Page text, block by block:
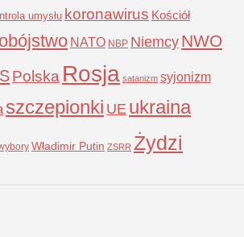
umysłu koronawirus Kościół
NATO NBP NiemcyNWO
Polska Rosja satanizm syjonizm
szczepionki UE ukraina
Władimir Putin ZSRR Żydzi